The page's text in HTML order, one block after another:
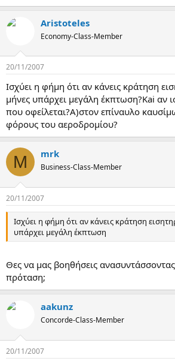
Aristoteles
Economy-Class-Member
20/11/2007
Ισχύει η φήμη ότι αν κάνεις κράτηση
μήνες υπάρχει μεγάλη έκπτωση?Kai αν
που οφείλεται?Α)στον επίναυλο
φόρους του αεροδρομίου?
M mrk
Business-Class-Member
20/11/2007
Ισχύει η φήμη ότι αν κάνεις κράτηση
υπάρχει μεγάλη έκπτωση
Θες να μας βοηθήσεις
πρόταση;
aakunz
Concorde-Class-Member
20/11/2007